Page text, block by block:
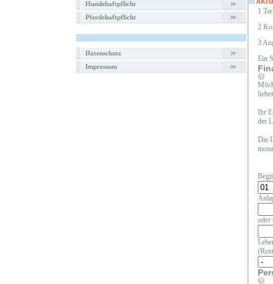
Hundehaftpflicht
Pferdehaftpflicht
Datenschutz
Impressum
1
2
3
Ein
Ihr
der
Die
oder